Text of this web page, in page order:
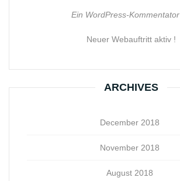
Ein WordPress-Kommentator
Neuer Webauftritt aktiv !
ARCHIVES
December 2018
November 2018
August 2018